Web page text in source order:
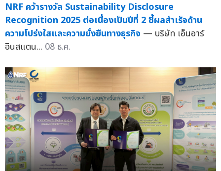
NRF คว้ารางวัล Sustainability Disclosure
Recognition 2025 ต่อเนื่องเป็นปีที่ 2 ชี้ผลสำเร็จด้าน
ความโปร่งใสและความยั่งยืนทางธุรกิจ — บริษัท เอ็นอาร์
อินสแตน... 08 ธ.ค.